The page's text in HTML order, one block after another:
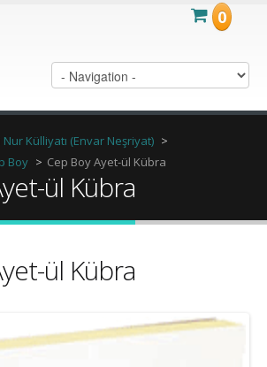
0
Nur Külliyatı (Envar Neşriyat) >
Boy > Cep Boy Ayet-ül Kübra
ül Kübra
ül Kübra